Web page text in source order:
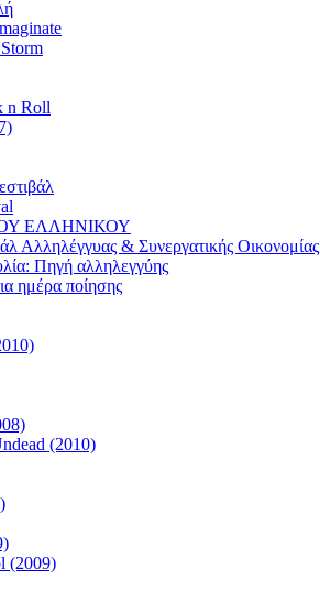
n Roll
ΕΛΛΗΝΙΚΟΥ
Αλληλέγγυας & Συνεργατικής Οικονομίας
Πηγή αλληλεγγύης
ημέρα ποίησης
(2010)
(2009)